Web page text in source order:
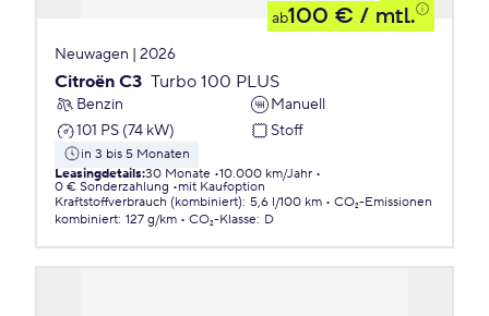
ab100 € / mtl.
Neuwagen | 2026
Citroën C3 Turbo 100 PLUS
Benzin
Manuell
101 PS (74 kW)
Stoff
in 3 bis 5 Monaten
Leasingdetails:30 Monate 10.000 km/Jahr
0 € Sonderzahlung
mit Kaufoption
Kraftstoffverbrauch (kombiniert): 5,6 l/100 km
CO₂-Emissionen
kombiniert: 127 g/km CO₂-Klasse: D